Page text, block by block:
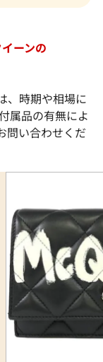
ーンの
、時期や相場に
属品の有無によ
問い合わせくだ